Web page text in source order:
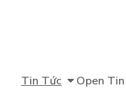
Tin Tức Open